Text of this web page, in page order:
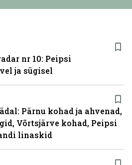
nr 10: Peipsi
ja sügisel
Pärnu kohad ja ahvenad,
Võrtsjärve kohad, Peipsi
linaskid